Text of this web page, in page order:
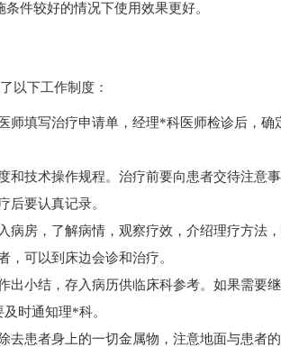
件较好的情况下使用效果更好。
以下工作制度：
师填写治疗申请单，经理*科医师检诊后，确
和技术操作规程。治疗前要向患者交待注意
后要认真记录。
病房，了解病情，观察疗效，介绍理疗方法
，可以到床边会诊和治疗。
小结，存入病历供临床科参考。如果需要继
时通知理*科。
去患者身上的一切金属物，注意地面与患者